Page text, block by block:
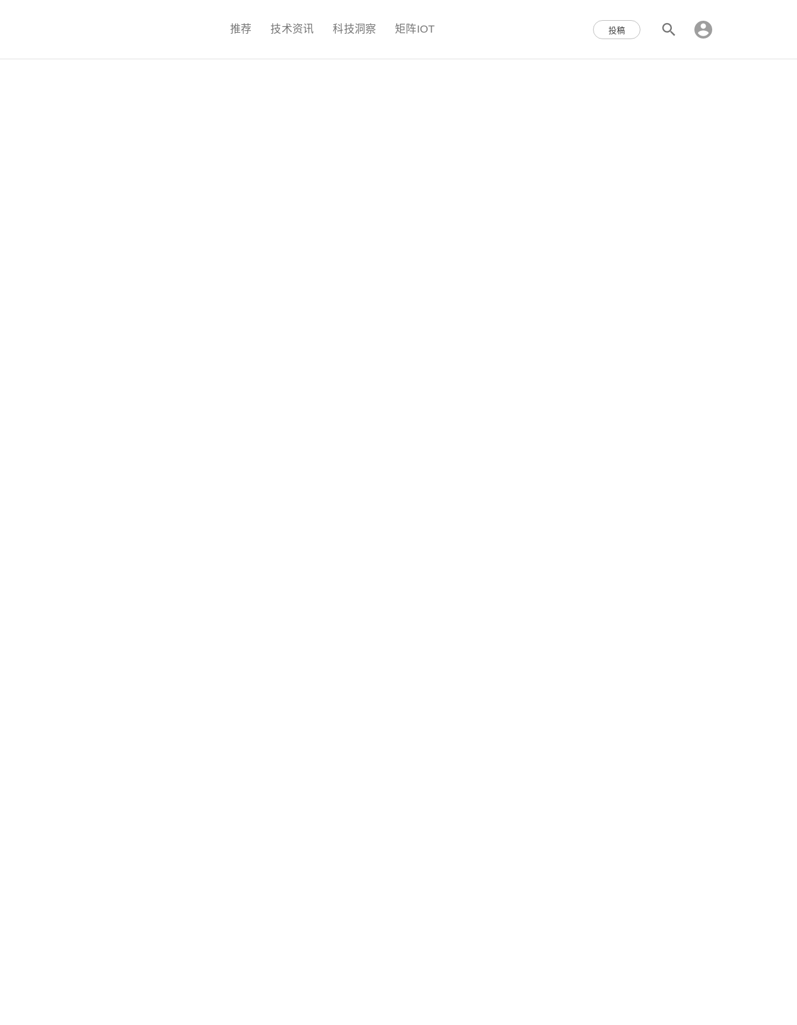
科技互联网,科技,资讯,动态,洞察,量子,计算,AI,人工智能,机器人,区块链,Web3,分布式,操作系
推荐 技术资讯 科技洞察 矩阵IOT 投稿